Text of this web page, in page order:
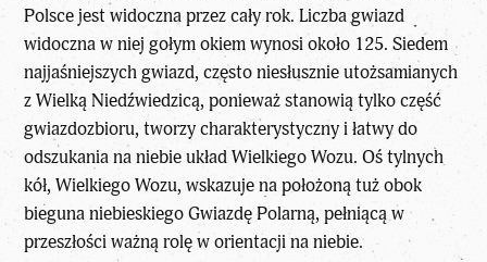
Polsce jest widoczna przez cały rok. Liczba gwiazd
widoczna w niej gołym okiem wynosi około 125. Siedem
najjaśniejszych gwiazd, często niesłusznie utożsamianych
z Wielką Niedźwiedzicą, ponieważ stanowią tylko część
gwiazdozbioru, tworzy charakterystyczny i łatwy do
odszukania na niebie układ Wielkiego Wozu. Oś tylnych
kół, Wielkiego Wozu, wskazuje na położoną tuż obok
bieguna niebieskiego Gwiazdę Polarną, pełniącą w
przeszłości ważną rolę w orientacji na niebie.